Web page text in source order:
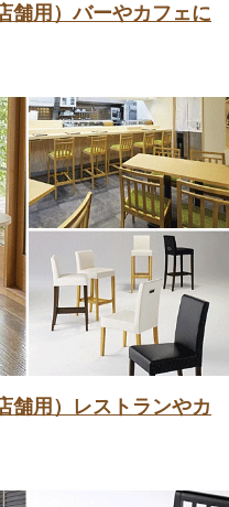
舗用）バーやカフェに
舗用）レストランやカ